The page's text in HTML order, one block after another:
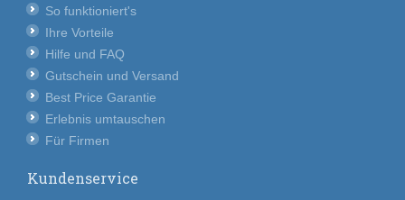
So funktioniert's
Ihre Vorteile
Hilfe und FAQ
Gutschein und Versand
Best Price Garantie
Erlebnis umtauschen
Für Firmen
Kundenservice